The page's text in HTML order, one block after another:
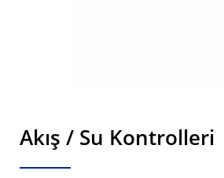
Akış / Su Kontrolleri